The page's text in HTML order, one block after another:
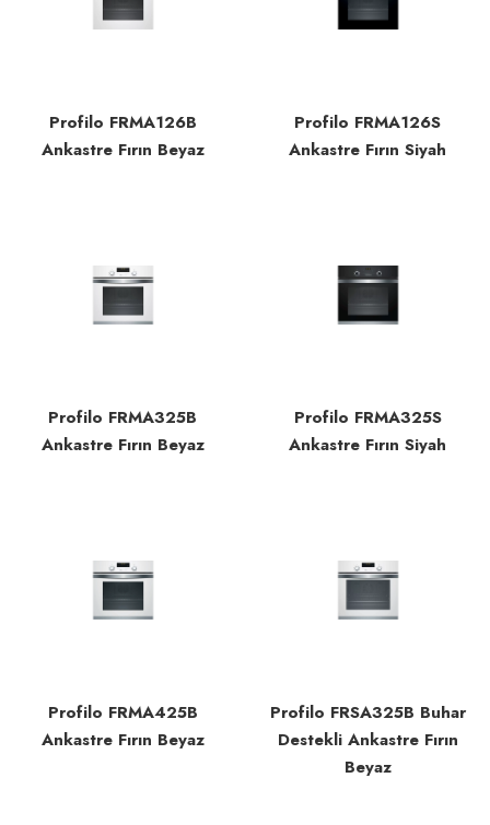
Profilo FRMA126B
Ankastre Fırın Beyaz
Profilo FRMA126S
Ankastre Fırın Siyah
Profilo FRMA325B
Ankastre Fırın Beyaz
Profilo FRMA325S
Ankastre Fırın Siyah
Profilo FRMA425B
Ankastre Fırın Beyaz
Profilo FRSA325B Buhar
Destekli Ankastre Fırın
Beyaz